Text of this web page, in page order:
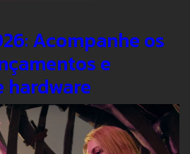
Acompanhe os
e
hardware